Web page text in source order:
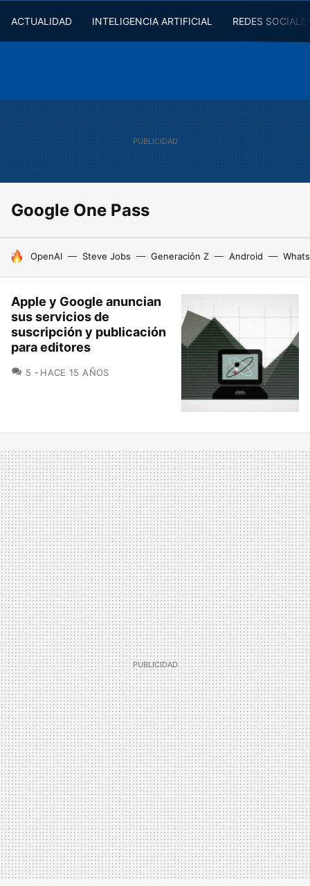
ACTUALIDAD INTELIGENCIA ARTIFICIAL REDES
Google One Pass
HOY SE HABLA DE
OpenAI Steve Jobs Generación Z Android
Apple y Google anuncian
sus servicios de
suscripción y publicación
para editores
5 COMENTARIOS
HACE 15 AÑOS